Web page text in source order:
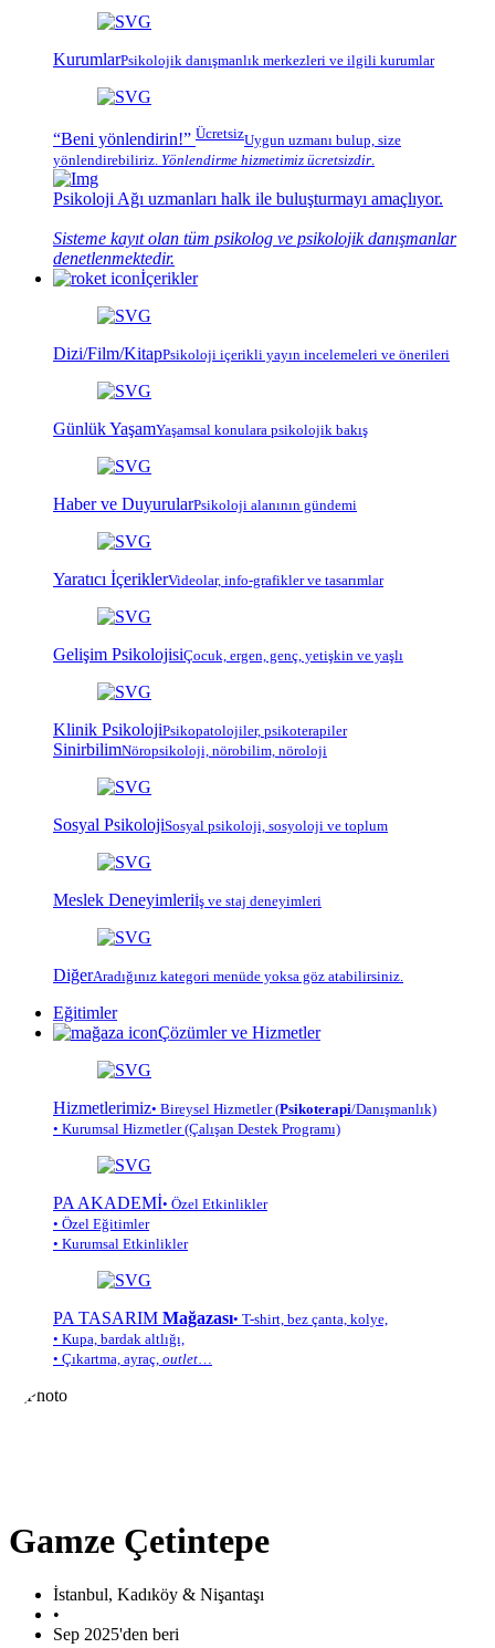
KurumlarPsikolojik danışmanlık merkezleri ve ilgili kurumlar
“Beni yönlendirin!” ÜcretsizUygun uzmanı bulup, size
yönlendirebiliriz. Yönlendirme hizmetimiz ücretsizdir.
Psikoloji Ağı uzmanları halk ile buluşturmayı amaçlıyor.
Sisteme kayıt olan tüm psikolog ve psikolojik danışmanlar
denetlenmektedir.
İçerikler
Dizi/Film/KitapPsikoloji içerikli yayın incelemeleri ve önerileri
Günlük YaşamYaşamsal konulara psikolojik bakış
Haber ve DuyurularPsikoloji alanının gündemi
Yaratıcı İçeriklerVideolar, info-grafikler ve tasarımlar
Gelişim PsikolojisiÇocuk, ergen, genç, yetişkin ve yaşlı
Klinik PsikolojiPsikopatolojiler, psikoterapiler
SinirbilimNöropsikoloji, nörobilim, nöroloji
Sosyal PsikolojiSosyal psikoloji, sosyoloji ve toplum
Meslek Deneyimleriİş ve staj deneyimleri
DiğerAradığınız kategori menüde yoksa göz atabilirsiniz.
Eğitimler
Çözümler ve Hizmetler
Hizmetlerimiz• Bireysel Hizmetler (Psikoterapi/Danışmanlık)
• Kurumsal Hizmetler (Çalışan Destek Programı)
PA AKADEMİ• Özel Etkinlikler
• Özel Eğitimler
• Kurumsal Etkinlikler
PA TASARIM Mağazası• T-shirt, bez çanta, kolye,
• Kupa, bardak altlığı,
• Çıkartma, ayraç, outlet…
Gamze Çetintepe
İstanbul, Kadıköy & Nişantaşı
•
Sep 2025'den beri